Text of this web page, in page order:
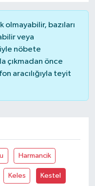
olmayabilir, bazıları
veya
nöbete
çıkmadan önce
aracılığıyla teyit
Harmancik
Keles Kestel